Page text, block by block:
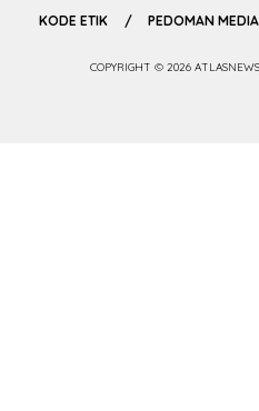
KODE ETIK
PEDOMAN
COPYRIGHT © 2026